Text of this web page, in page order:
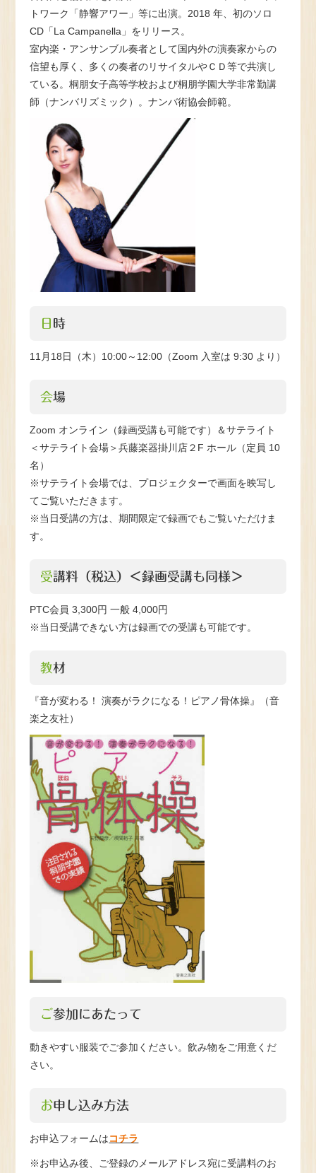
トワーク「静響アワー」等に出演。2018 年、初のソロ
CD「La Campanella」をリリース。
室内楽・アンサンブル奏者として国内外の演奏家からの
信望も厚く、多くの奏者のリサイタルやＣＤ等で共演し
ている。桐朋女子高等学校および桐朋学園大学非常勤講
師（ナンバリズミック）。ナンバ術協会師範。
日時
11月18日（木）10:00～12:00（Zoom 入室は 9:30 より）
会場
Zoom オンライン（録画受講も可能です）＆サテライト
＜サテライト会場＞兵藤楽器掛川店２F ホール（定員 10
名）
※サテライト会場では、プロジェクターで画面を映写し
てご覧いただきます。
※当日受講の方は、期間限定で録画でもご覧いただけま
す。
受講料（税込）＜録画受講も同様＞
PTC会員 3,300円 一般 4,000円
※当日受講できない方は録画での受講も可能です。
教材
『音が変わる！ 演奏がラクになる！ピアノ骨体操』（音
楽之友社）
ご参加にあたって
動きやすい服装でご参加ください。飲み物をご用意くだ
さい。
お申し込み方法
お申込フォームはコチラ
※お申込み後、ご登録のメールアドレス宛に受講料のお